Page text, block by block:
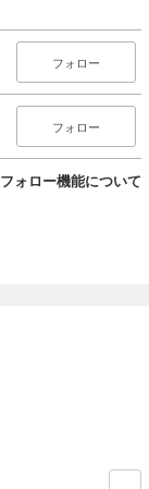
フォロー
フォロー
フォロー機能について